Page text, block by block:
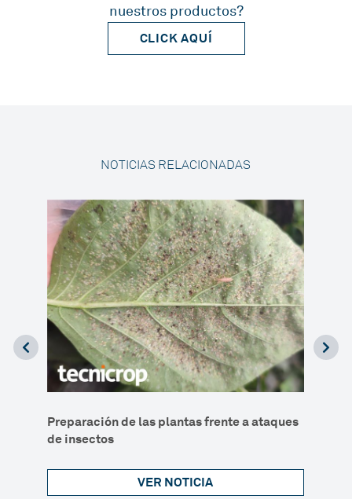
nuestros productos?
CLICK AQUÍ
NOTICIAS RELACIONADAS
Preparación de las plantas frente a ataques
de insectos
VER NOTICIA